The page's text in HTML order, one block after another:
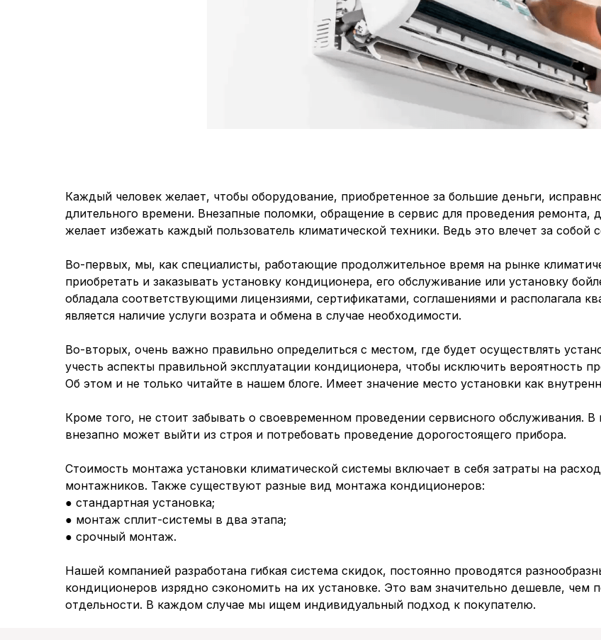
Каждый человек желает, чтобы оборудование, приобретенное за большие деньги,
длительного времени. Внезапные поломки, обращение в сервис для проведения ремонта,
желает избежать каждый пользователь климатической техники. Ведь это влечет за собой
Во-первых, мы, как специалисты, работающие продолжительное время на рынке
приобретать и заказывать установку кондиционера, его обслуживание или установку
обладала соответствующими лицензиями, сертификатами, соглашениями и располагала
является наличие услуги возрата и обмена в случае необходимости.
Во-вторых, очень важно правильно определиться с местом, где будет осуществлять
учесть аспекты правильной эксплуатации кондиционера, чтобы исключить вероятность
Об этом и не только читайте в нашем блоге. Имеет значение место установки как
Кроме того, не стоит забывать о своевременном проведении сервисного обслуживания.
внезапно может выйти из строя и потребовать проведение дорогостоящего прибора.
Стоимость монтажа установки климатической системы включает в себя затраты на
монтажников. Также существуют разные вид монтажа кондиционеров:
● стандартная установка;
● монтаж сплит-системы в два этапа;
● срочный монтаж.
Нашей компанией разработана гибкая система скидок, постоянно проводятся
кондиционеров изрядно сэкономить на их установке. Это вам значительно дешевле, чем
отдельности. В каждом случае мы ищем индивидуальный подход к покупателю.